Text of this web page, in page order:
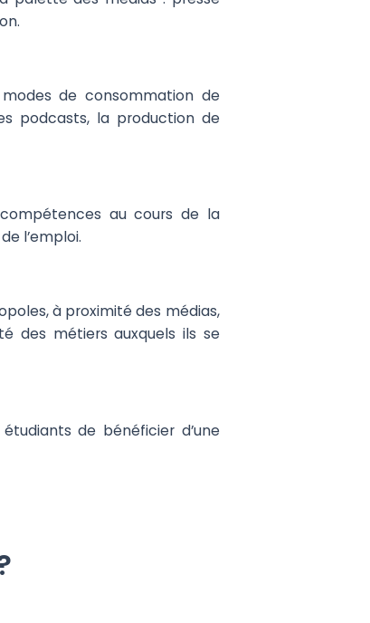
de consommation de
podcasts, la production de
au cours de la
l’emploi.
à proximité des médias,
des métiers auxquels ils se
de bénéficier d’une